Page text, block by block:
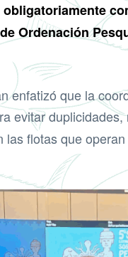
Ordenación
enfatizó que la
evitar
flotas que